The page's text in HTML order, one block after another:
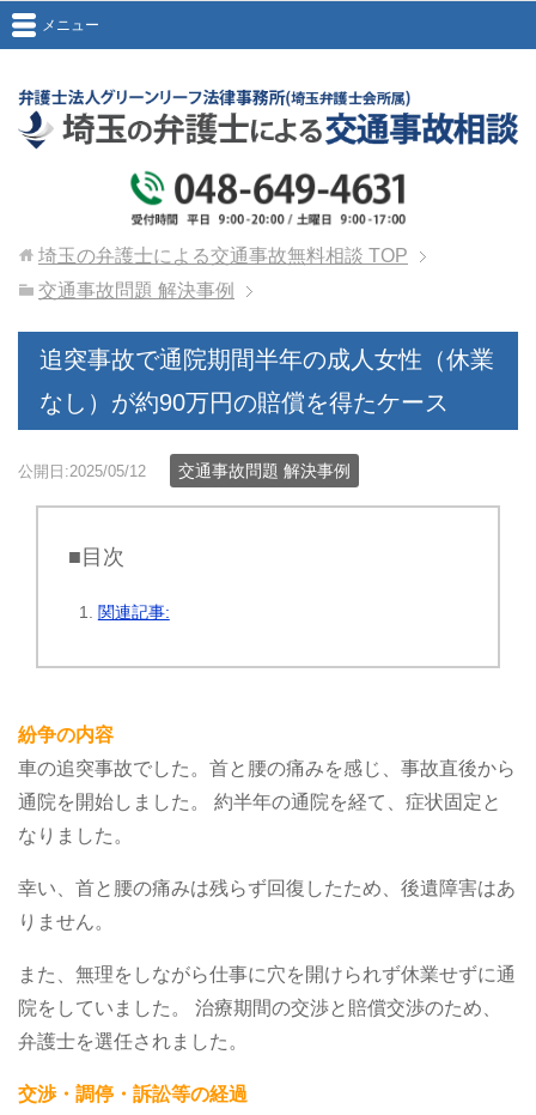
メニュー
埼玉の弁護士による交通事故無料相談 TOP
交通事故問題 解決事例
追突事故で通院期間半年の成人女性（休業
なし）が約90万円の賠償を得たケース
公開日:2025/05/12 交通事故問題 解決事例
■目次
関連記事:
紛争の内容
車の追突事故でした。首と腰の痛みを感じ、事故直後から
通院を開始しました。
約半年の通院を経て、症状固定と
なりました。
幸い、首と腰の痛みは残らず回復したため、後遺障害はあ
りません。
また、無理をしながら仕事に穴を開けられず休業せずに通
院をしていました。
治療期間の交渉と賠償交渉のため、
弁護士を選任されました。
交渉・調停・訴訟等の経過